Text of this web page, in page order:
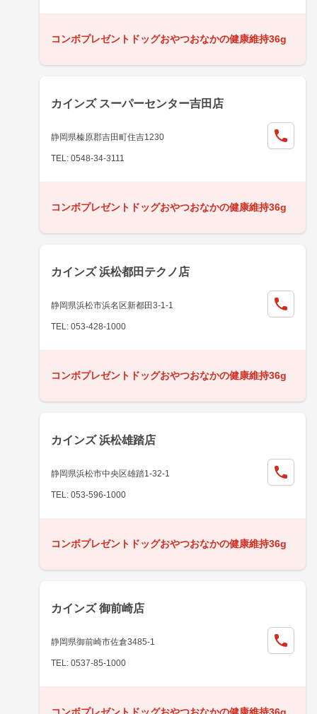
コンボプレゼントドッグおやつおなかの健康維持36g
カインズ スーパーセンター吉田店
静岡県榛原郡吉田町住吉1230
TEL: 0548-34-3111
コンボプレゼントドッグおやつおなかの健康維持36g
カインズ 浜松都田テクノ店
静岡県浜松市浜名区新都田3-1-1
TEL: 053-428-1000
コンボプレゼントドッグおやつおなかの健康維持36g
カインズ 浜松雄踏店
静岡県浜松市中央区雄踏1-32-1
TEL: 053-596-1000
コンボプレゼントドッグおやつおなかの健康維持36g
カインズ 御前崎店
静岡県御前崎市佐倉3485-1
TEL: 0537-85-1000
コンボプレゼントドッグおやつおなかの健康維持36g